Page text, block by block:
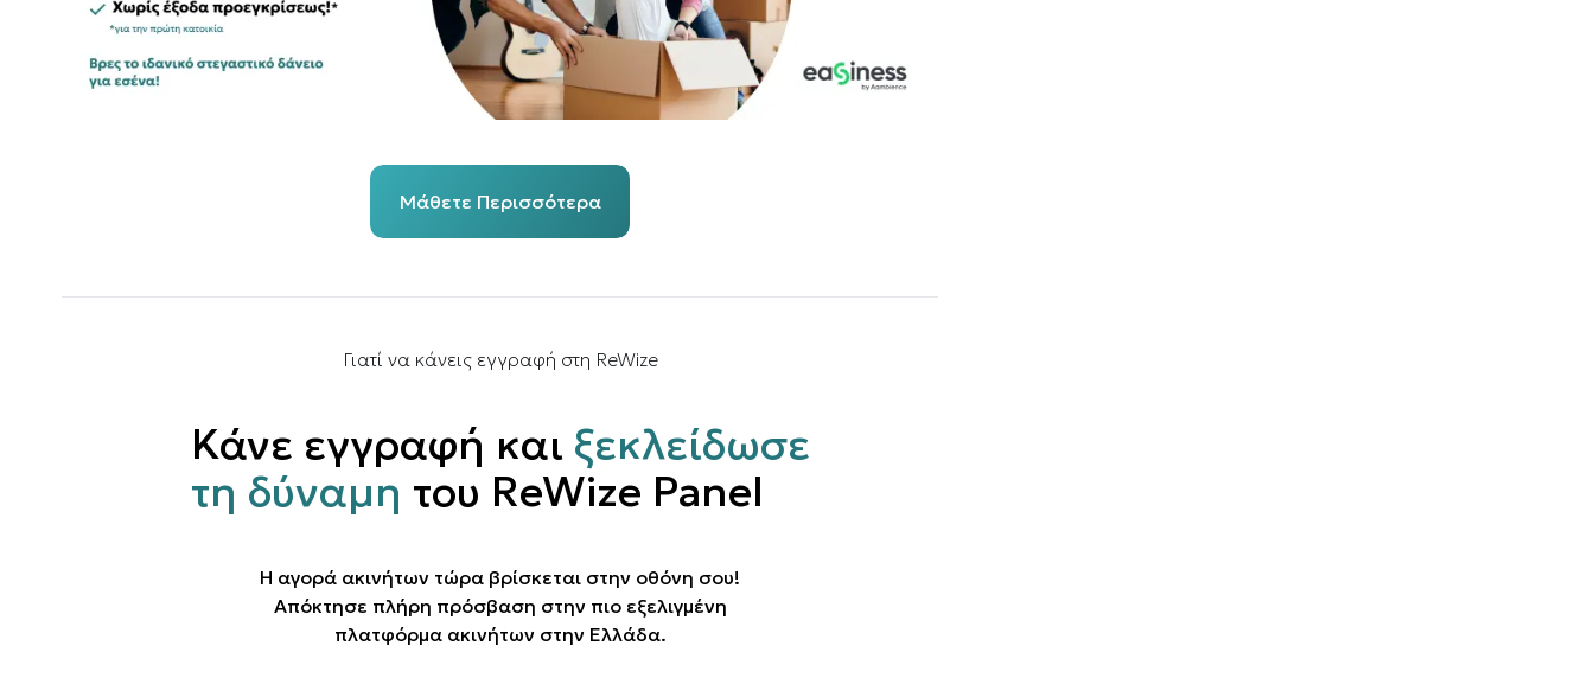
Μάθετε Περισσότερα
Γιατί να κάνεις εγγραφή στη ReWize
Κάνε εγγραφή και ξεκλείδωσε
τη δύναμη του ReWize Panel
Η αγορά ακινήτων τώρα βρίσκεται στην οθόνη σου!
Απόκτησε πλήρη πρόσβαση στην πιο εξελιγμένη
πλατφόρμα ακινήτων στην Ελλάδα.